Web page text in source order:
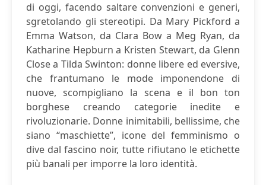
di oggi, facendo saltare convenzioni e generi,
sgretolando gli stereotipi. Da Mary Pickford a
Emma Watson, da Clara Bow a Meg Ryan, da
Katharine Hepburn a Kristen Stewart, da Glenn
Close a Tilda Swinton: donne libere ed eversive,
che frantumano le mode imponendone di
nuove, scompigliano la scena e il bon ton
borghese creando categorie inedite e
rivoluzionarie. Donne inimitabili, bellissime, che
siano “maschiette”, icone del femminismo o
dive dal fascino noir, tutte rifiutano le etichette
più banali per imporre la loro identità.